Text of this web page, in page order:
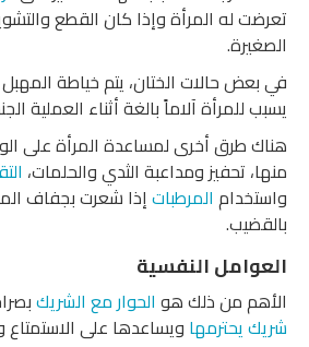
تعرضت له المرأة وإذا كان القطع
الصغيرة.
في بعض حالات الختان، يتم خياطة
يسبب للمرأة آلاماً بالغة أثناء العملية
هناك طرق أخرى لمساعدة المرأة على
منها، تحفيز ومداعبة الثدي والحلمات،
واستخدام المرطباتإذا شعرت بجفاف
بالقضيب.
العوامل النفسية
الأهم من ذلك هو الحوار مع الشريك
شريك يحترمها ويساعدها على الاستمتاع